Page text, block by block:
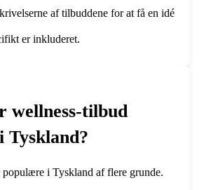
af tilbuddene for at få en idé
er inkluderet.
wellness-tilbud
populære i Tyskland af flere grunde.